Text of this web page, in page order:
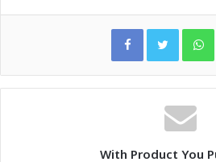
With Product You